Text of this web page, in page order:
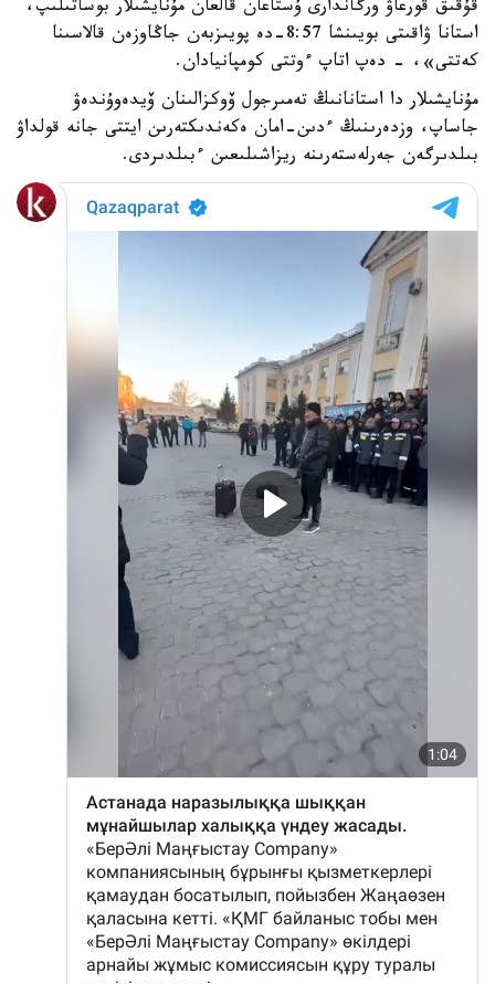
قۇقىق قورعاۋ ورگاندارى ۇستاعان قالعان مۇنايشىلار بوساتىلىپ،
استانا ۋاقىتى بويىنشا 8:57-دە پويىزبەن جاڭاوزەن قالاسىنا
كەتتى»، - دەپ اتاپ ءوتتى كومپانيادان.
مۇنايشىلار دا استانانىڭ تەمىرجول ۆوكزالىنان ۆيدەوۇندەۋ
جاساپ، وزدەرىنىڭ ءدىن-امان ەكەندىكتەرىن ايتتى جانە قولداۋ
بىلدىرگەن جەرلەستەرىنە ريزاشىلىعىن ءبىلدىردى.